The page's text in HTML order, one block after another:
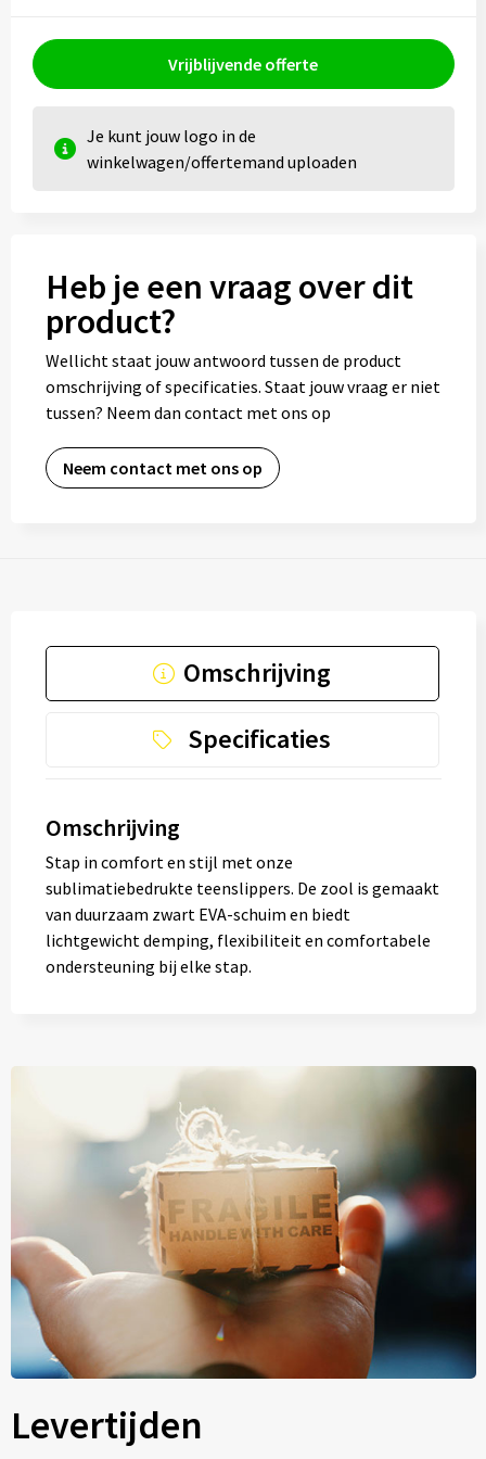
Ondergoed, Sokken en Nachtkleding
Bivakmuts test
Vrijblijvende offerte
Je kunt jouw logo in de
winkelwagen/offertemand uploaden
Heb je een vraag over dit
product?
Wellicht staat jouw antwoord tussen de product
omschrijving of specificaties. Staat jouw vraag er niet
tussen? Neem dan contact met ons op
Neem contact met ons op
Omschrijving
Specificaties
Omschrijving
Stap in comfort en stijl met onze
sublimatiebedrukte teenslippers. De zool is gemaakt
van duurzaam zwart EVA-schuim en biedt
lichtgewicht demping, flexibiliteit en comfortabele
ondersteuning bij elke stap.
Levertijden